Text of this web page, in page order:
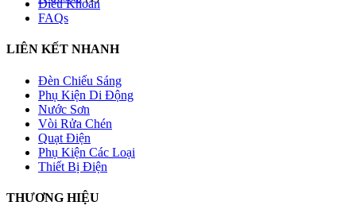
Điều Khoản
FAQs
LIÊN KẾT NHANH
Đèn Chiếu Sáng
Phụ Kiện Di Động
Nước Sơn
Vòi Rửa Chén
Quạt Điện
Phụ Kiện Các Loại
Thiết Bị Điện
THƯƠNG HIỆU